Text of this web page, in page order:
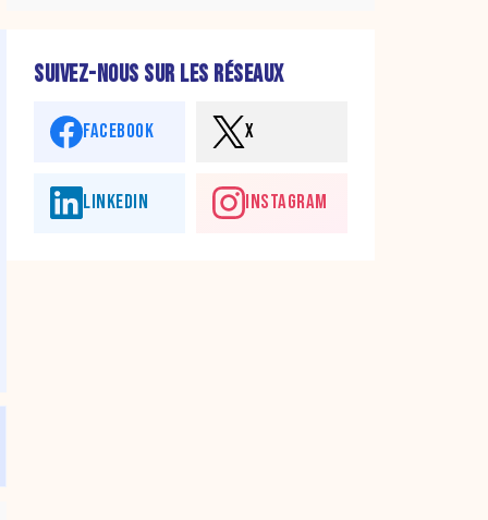
SUIVEZ-NOUS SUR LES RÉSEAUX
FACEBOOK X
LINKEDIN INSTAGRAM